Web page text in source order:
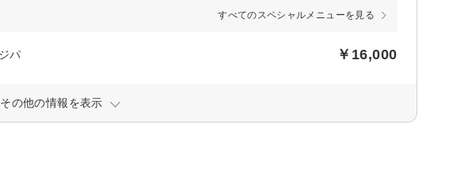
すべてのスペシャルメニューを見る
パ ￥16,000
その他の情報を表示